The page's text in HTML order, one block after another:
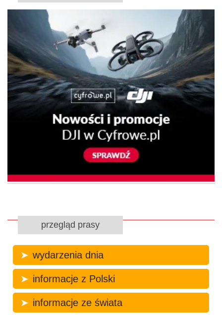
przegląd prasy
wydarzenia dnia
informacje z Polski
informacje ze świata